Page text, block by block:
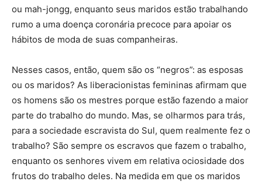
ou mah-jongg, enquanto seus maridos estão trabalhando
rumo a uma doença coronária precoce para apoiar os
hábitos de moda de suas companheiras.
Nesses casos, então, quem são os “negros”: as esposas
ou os maridos? As liberacionistas femininas afirmam que
os homens são os mestres porque estão fazendo a maior
parte do trabalho do mundo. Mas, se olharmos para trás,
para a sociedade escravista do Sul, quem realmente fez o
trabalho? São sempre os escravos que fazem o trabalho,
enquanto os senhores vivem em relativa ociosidade dos
frutos do trabalho deles. Na medida em que os maridos